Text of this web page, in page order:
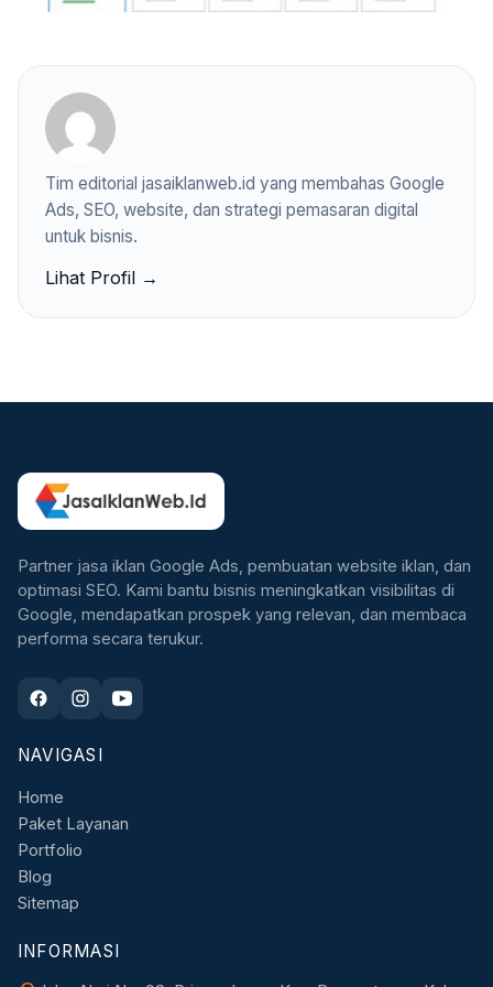
Tim editorial jasaiklanweb.id yang membahas Google
Ads, SEO, website, dan strategi pemasaran digital
untuk bisnis.
Lihat Profil →
Partner jasa iklan Google Ads, pembuatan website iklan, dan
optimasi SEO. Kami bantu bisnis meningkatkan visibilitas di
Google, mendapatkan prospek yang relevan, dan membaca
performa secara terukur.
NAVIGASI
Home
Paket Layanan
Portfolio
Blog
Sitemap
INFORMASI